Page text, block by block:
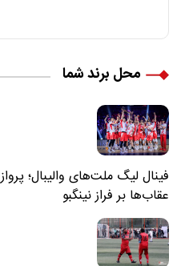
محل برند شما
فینال لیگ ملت‌های والیبال؛ پرواز
عقاب‌ها بر فراز نینگبو